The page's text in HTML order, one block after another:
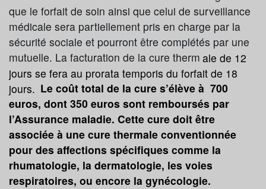
que le forfait de soin ainsi que celui de surveillance
médicale sera partiellement pris en charge par la
sécurité sociale et pourront être complétés par une
mutuelle. La facturation de la cure therm ale de 12
jours se fera au prorata temporis du forfait de 18
jours. Le coût total de la cure s’élève à 700
euros, dont 350 euros sont remboursés par
l’Assurance maladie. Cette cure doit être
associée à une cure thermale conventionnée
pour des affections spécifiques comme la
rhumatologie, la dermatologie, les voies
respiratoires, ou encore la gynécologie.